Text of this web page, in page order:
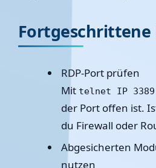
Fortgeschrittene
RDP-Port prüfen
Mit telnet IP 3389
der Port offen ist.
du Firewall oder
Abgesicherten
nutzen